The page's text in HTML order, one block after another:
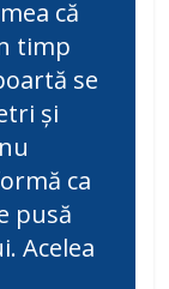
că
timp
se
și
ca
pusă
Acelea